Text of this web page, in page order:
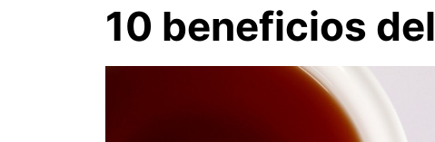
10 beneficios